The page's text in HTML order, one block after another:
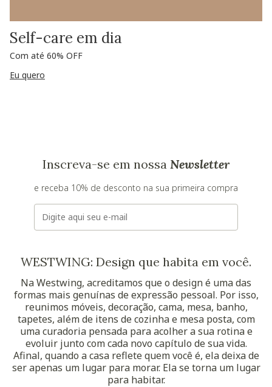
Self-care em dia
Com até 60% OFF
Eu quero
Inscreva-se em nossa Newsletter
e receba 10% de desconto na sua primeira compra
E-mail
WESTWING: Design que habita em você.
Na Westwing, acreditamos que o design é uma das
formas mais genuínas de expressão pessoal. Por isso,
reunimos móveis, decoração, cama, mesa, banho,
tapetes, além de itens de cozinha e mesa posta, com
uma curadoria pensada para acolher a sua rotina e
evoluir junto com cada novo capítulo de sua vida.
Afinal, quando a casa reflete quem você é, ela deixa de
ser apenas um lugar para morar. Ela se torna um lugar
para habitar.